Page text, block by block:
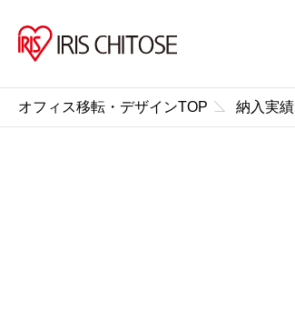
オフィス移転・デザインTOP 納入実績